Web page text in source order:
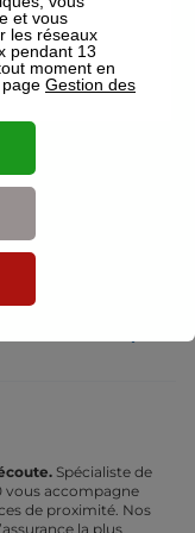
Spécialiste de
vous accompagne
de proximité. Nos
la plus
et vous
les réseaux
pendant 13
moment en
Gestion des